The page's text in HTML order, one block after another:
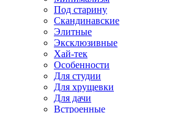
Под старину
Скандинавские
Элитные
Эксклюзивные
Хай-тек
Особенности
Для студии
Для хрущевки
Для дачи
Встроенные